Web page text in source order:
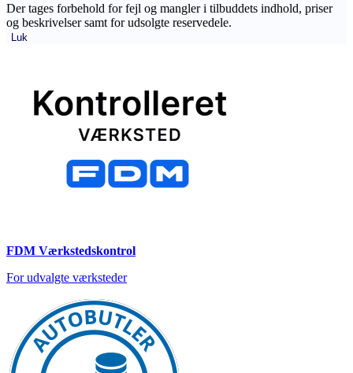
Der tages forbehold for fejl og mangler i tilbuddets indhold, priser
og beskrivelser samt for udsolgte reservedele.
Luk
FDM Værkstedskontrol
For udvalgte værksteder